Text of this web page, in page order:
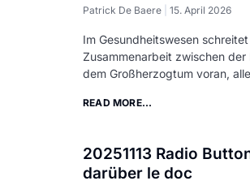
Patrick De Baere 15. April 2026
Im Gesundheitswesen
Zusammenarbeit zwischen
dem Großherzogtum voran,
READ MORE...
20251113 Radio
darüber le doc